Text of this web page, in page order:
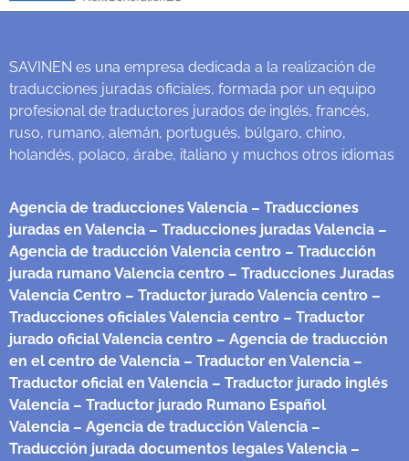
SAVINEN es una empresa dedicada a la realización de
traducciones juradas oficiales, formada por un equipo
profesional de traductores jurados de inglés, francés,
ruso, rumano, alemán, portugués, búlgaro, chino,
holandés, polaco, árabe, italiano y muchos otros idiomas
Agencia de traducciones Valencia – Traducciones
juradas en Valencia – Traducciones juradas Valencia –
Agencia de traducción Valencia centro – Traducción
jurada rumano Valencia centro – Traducciones Juradas
Valencia Centro – Traductor jurado Valencia centro –
Traducciones oficiales Valencia centro – Traductor
jurado oficial Valencia centro – Agencia de traducción
en el centro de Valencia – Traductor en Valencia –
Traductor oficial en Valencia – Traductor jurado inglés
Valencia – Traductor jurado Rumano Español
Valencia – Agencia de traducción Valencia –
Traducción jurada documentos legales Valencia –